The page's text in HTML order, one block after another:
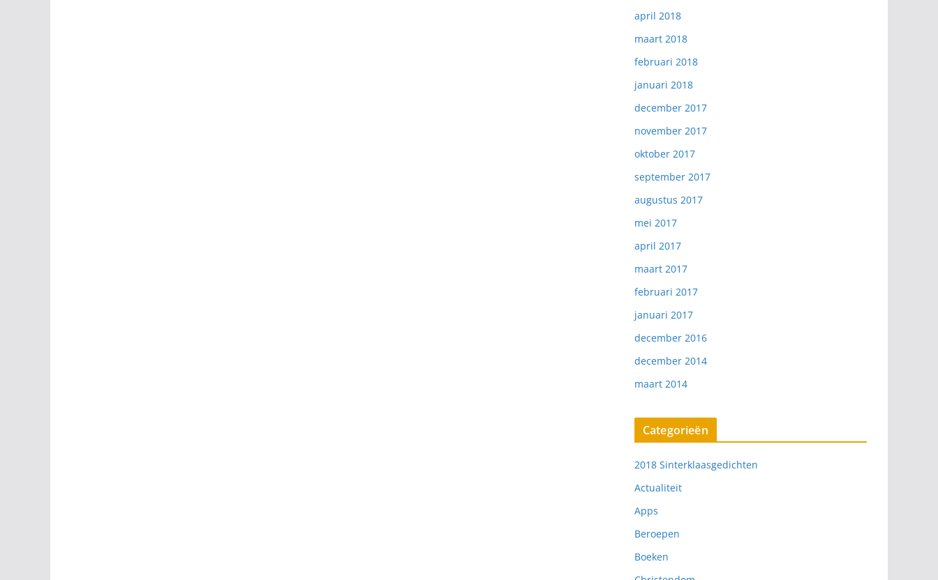
april 2018
maart 2018
februari 2018
januari 2018
december 2017
november 2017
oktober 2017
september 2017
augustus 2017
mei 2017
april 2017
maart 2017
februari 2017
januari 2017
december 2016
december 2014
maart 2014
Categorieën
2018 Sinterklaasgedichten
Actualiteit
Apps
Beroepen
Boeken